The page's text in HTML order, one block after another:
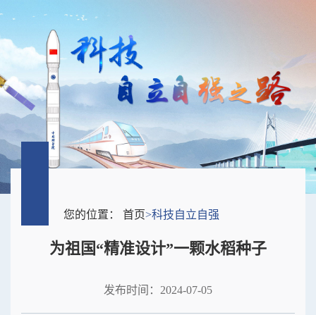
您的位置： 首页>科技自立自强
为祖国“精准设计”一颗水稻种子
发布时间：2024-07-05